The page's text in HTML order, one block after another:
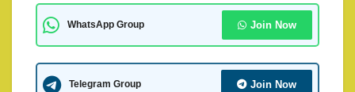
WhatsApp Group Join Now
Telegram Group Join Now